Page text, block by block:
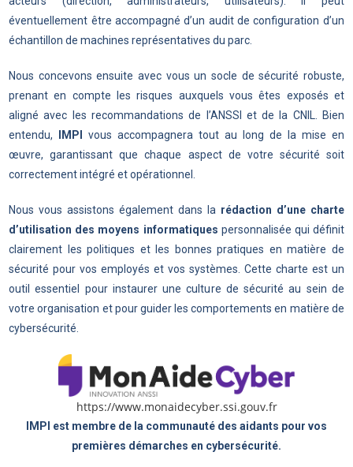
éventuellement être accompagné d’un audit de configuration d’un
échantillon de machines représentatives du parc.
Nous concevons ensuite avec vous un socle de sécurité robuste,
prenant en compte les risques auxquels vous êtes exposés et
aligné avec les recommandations de l’ANSSI et de la CNIL. Bien
entendu,
IMPI
vous accompagnera tout au long de la mise en
œuvre, garantissant que chaque aspect de votre sécurité soit
correctement intégré et opérationnel.
Nous vous assistons également dans la rédaction d’une charte
d’utilisation des moyens informatiques personnalisée qui définit
clairement les politiques et les bonnes pratiques en matière de
sécurité pour vos employés et vos systèmes. Cette charte est un
outil essentiel pour instaurer une culture de sécurité au sein de
votre organisation et pour guider les comportements en matière de
cybersécurité.
https://www.monaidecyber.ssi.gouv.fr
IMPI est membre de la communauté des aidants pour vos
premières démarches en cybersécurité.